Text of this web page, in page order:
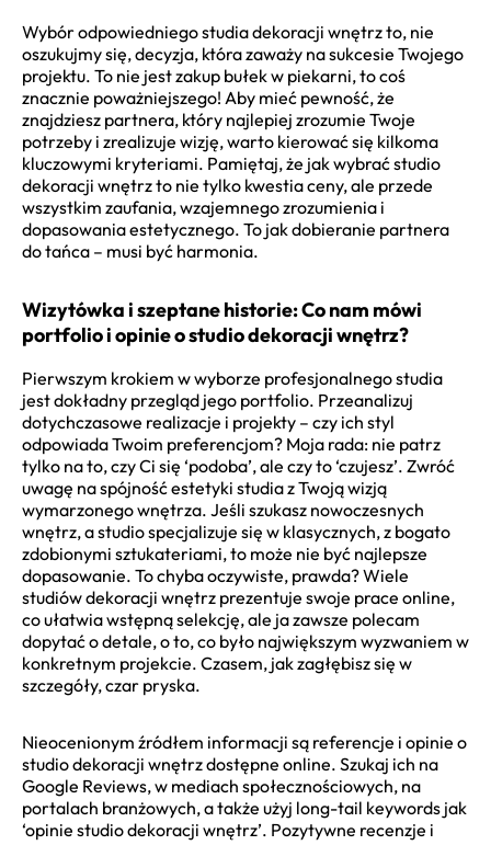
Wybór odpowiedniego studia dekoracji wnętrz to, nie
oszukujmy się, decyzja, która zaważy na sukcesie Twojego
projektu. To nie jest zakup bułek w piekarni, to coś
znacznie poważniejszego! Aby mieć pewność, że
znajdziesz partnera, który najlepiej zrozumie Twoje
potrzeby i zrealizuje wizję, warto kierować się kilkoma
kluczowymi kryteriami. Pamiętaj, że jak wybrać studio
dekoracji wnętrz to nie tylko kwestia ceny, ale przede
wszystkim zaufania, wzajemnego zrozumienia i
dopasowania estetycznego. To jak dobieranie partnera
do tańca – musi być harmonia.
Wizytówka i szeptane historie: Co nam mówi
portfolio i opinie o studio dekoracji wnętrz?
Pierwszym krokiem w wyborze profesjonalnego studia
jest dokładny przegląd jego portfolio. Przeanalizuj
dotychczasowe realizacje i projekty – czy ich styl
odpowiada Twoim preferencjom? Moja rada: nie patrz
tylko na to, czy Ci się ‘podoba’, ale czy to ‘czujesz’. Zwróć
uwagę na spójność estetyki studia z Twoją wizją
wymarzonego wnętrza. Jeśli szukasz nowoczesnych
wnętrz, a studio specjalizuje się w klasycznych, z bogato
zdobionymi sztukateriami, to może nie być najlepsze
dopasowanie. To chyba oczywiste, prawda? Wiele
studiów dekoracji wnętrz prezentuje swoje prace online,
co ułatwia wstępną selekcję, ale ja zawsze polecam
dopytać o detale, o to, co było największym wyzwaniem w
konkretnym projekcie. Czasem, jak zagłębisz się w
szczegóły, czar pryska.
Nieocenionym źródłem informacji są referencje i opinie o
studio dekoracji wnętrz dostępne online. Szukaj ich na
Google Reviews, w mediach społecznościowych, na
portalach branżowych, a także użyj long-tail keywords jak
‘opinie studio dekoracji wnętrz’. Pozytywne recenzje i